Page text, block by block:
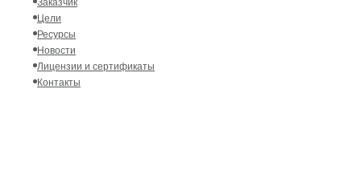
Заказчик
Цели
Ресурсы
Новости
Лицензии и сертификаты
Контакты